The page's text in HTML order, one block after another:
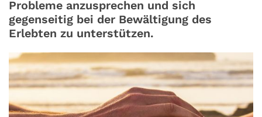
Probleme anzusprechen und sich
gegenseitig bei der Bewältigung des
Erlebten zu unterstützen.